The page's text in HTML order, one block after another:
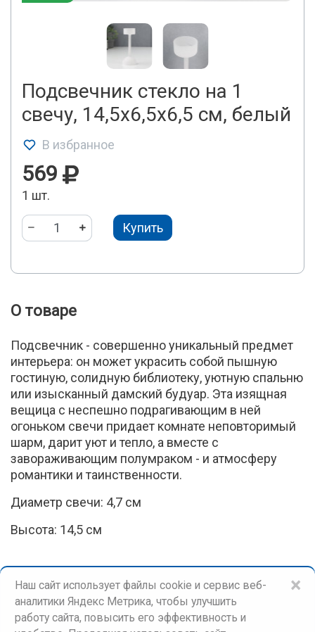
Подсвечник стекло на 1
свечу, 14,5х6,5х6,5 см, белый
В избранное
569
1 шт.
Купить
О товаре
Подсвечник - совершенно уникальный предмет
интерьера: он может украсить собой пышную
гостиную, солидную библиотеку, уютную спальню
или изысканный дамский будуар. Эта изящная
вещица с неспешно подрагивающим в ней
огоньком свечи придает комнате неповторимый
шарм, дарит уют и тепло, а вместе с
завораживающим полумраком - и атмосферу
романтики и таинственности.
Диаметр свечи: 4,7 см
Высота: 14,5 см
×
Наш сайт использует файлы cookie и сервис веб-
аналитики Яндекс Метрика, чтобы улучшить
работу сайта, повысить его эффективность и